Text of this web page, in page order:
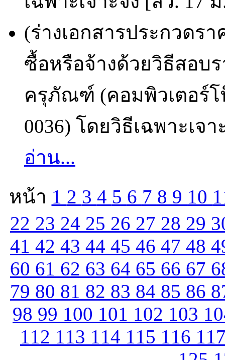
(ร่างเอกสารประกวดรา
ซื้อหรือจ้างด้วยวิธีสอบ
ครุภัณฑ์ (คอมพิวเตอร์
0036) โดยวิธีเฉพาะเจ
อ่าน...
หน้า 1 2 3 4 5 6 7 8 9 10
22 23 24 25 26 27 28 29
41 42 43 44 45 46 47 48
60 61 62 63 64 65 66 67
79 80 81 82 83 84 85 86
98 99 100 101 102 103
112 113 114 115 116